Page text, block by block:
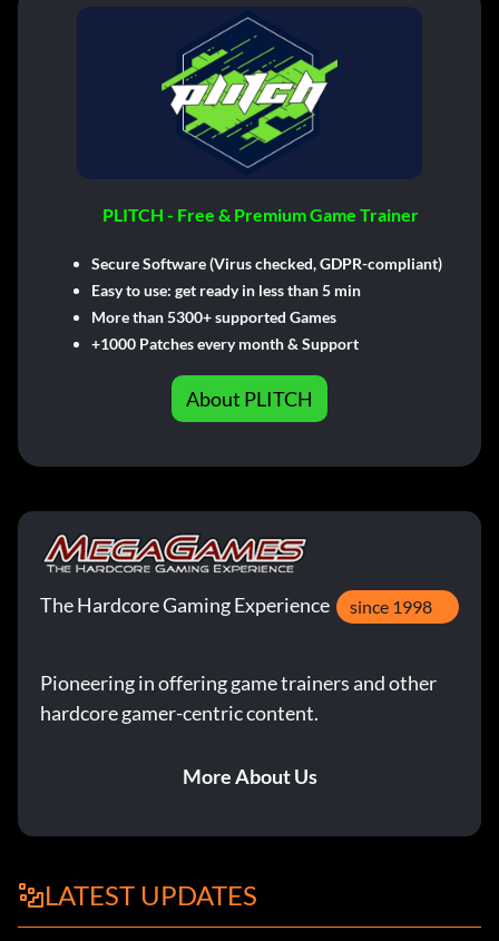
PLITCH - Free & Premium Game Trainer
Secure Software (Virus checked, GDPR-compliant)
Easy to use: get ready in less than 5 min
More than 5300+ supported Games
+1000 Patches every month & Support
About PLITCH
The Hardcore Gaming Experience since 1998
Pioneering in offering game trainers and other
hardcore gamer-centric content.
More About Us
LATEST UPDATES